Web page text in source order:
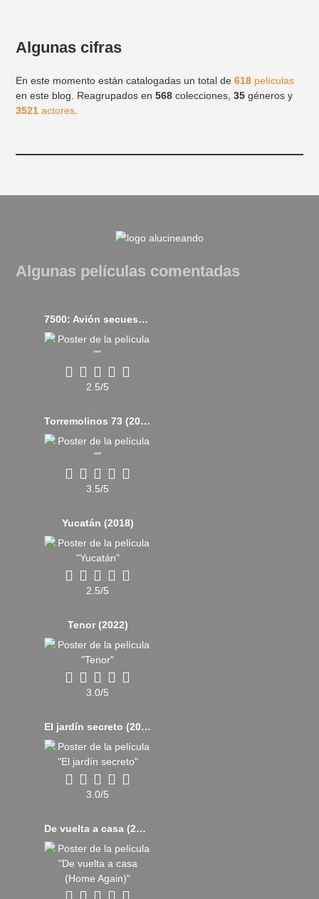
Algunas cifras
En este momento están catalogadas un total de618 películas
en este blog. Reagrupados en568 colecciones,35 géneros y
3521 actores
Algunas películas comentadas
7500: Avión secuestrado (2019)
2.5/5
Torremolinos 73 (2003)
3.5/5
Yucatán (2018)
2.5/5
Tenor (2022)
3.0/5
El jardín secreto (2020)
3.0/5
De vuelta a casa (2017)